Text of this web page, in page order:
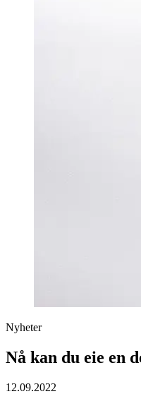
Nyheter
Nå kan du eie en
12.09.2022